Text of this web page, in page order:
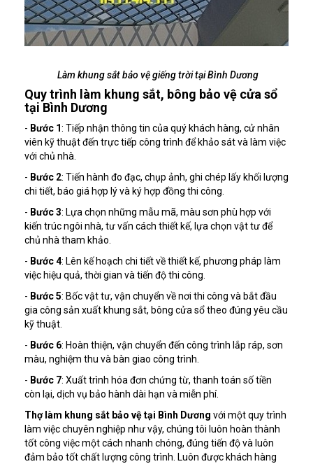
Làm khung sắt bảo vệ giếng trời tại Bình Dương
Quy trình làm khung sắt, bông bảo vệ cửa sổ
tại Bình Dương
- Bước 1: Tiếp nhận thông tin của quý khách hàng, cử nhân
viên kỹ thuật đến trực tiếp công trình để khảo sát và làm việc
với chủ nhà.
- Bước 2: Tiến hành đo đạc, chụp ảnh, ghi chép lấy khối lượng
chi tiết, báo giá hợp lý và ký hợp đồng thi công.
- Bước 3: Lựa chọn những mẫu mã, màu sơn phù hợp với
kiến trúc ngôi nhà, tư vấn cách thiết kế, lựa chọn vật tư để
chủ nhà tham khảo.
- Bước 4: Lên kế hoạch chi tiết về thiết kế, phương pháp làm
việc hiệu quả, thời gian và tiến độ thi công.
- Bước 5: Bốc vật tư, vận chuyển về nơi thi công và bắt đầu
gia công sản xuất khung sắt, bông cửa sổ theo đúng yêu cầu
kỹ thuật.
- Bước 6: Hoàn thiện, vận chuyển đến công trình lắp ráp, sơn
màu, nghiệm thu và bàn giao công trình.
- Bước 7: Xuất trình hóa đơn chứng từ, thanh toán số tiền
còn lại, dịch vụ bảo hành dài hạn và miễn phí.
Thợ làm khung sắt bảo vệ tại Bình Dương với một quy trình
làm việc chuyên nghiệp như vậy, chúng tôi luôn hoàn thành
tốt công việc một cách nhanh chóng, đúng tiến độ và luôn
đảm bảo tốt chất lượng công trình. Luôn được khách hàng